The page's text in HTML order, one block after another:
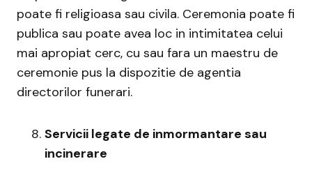
poate fi religioasa sau civila. Ceremonia poate fi
publica sau poate avea loc in intimitatea celui
mai apropiat cerc, cu sau fara un maestru de
ceremonie pus la dispozitie de agentia
directorilor funerari.
Servicii legate de inmormantare sau
incinerare